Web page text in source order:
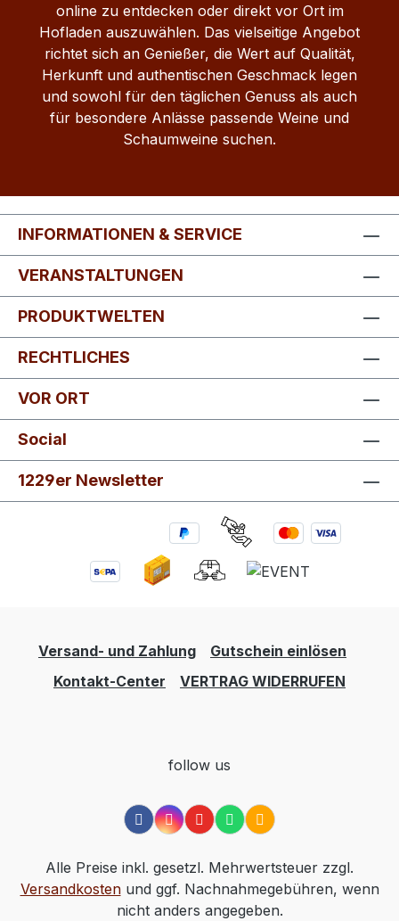
online zu entdecken oder direkt vor Ort im
Hofladen auszuwählen. Das vielseitige Angebot
richtet sich an Genießer, die Wert auf Qualität,
Herkunft und authentischen Geschmack legen
und sowohl für den täglichen Genuss als auch
für besondere Anlässe passende Weine und
Schaumweine suchen.
INFORMATIONEN & SERVICE
VERANSTALTUNGEN
PRODUKTWELTEN
RECHTLICHES
VOR ORT
Social
1229er Newsletter
Versand- und Zahlung
Gutschein einlösen
Kontakt-Center
VERTRAG WIDERRUFEN
follow us
Alle Preise inkl. gesetzl. Mehrwertsteuer zzgl.
Versandkostenund ggf. Nachnahmegebühren, wenn
nicht anders angegeben.